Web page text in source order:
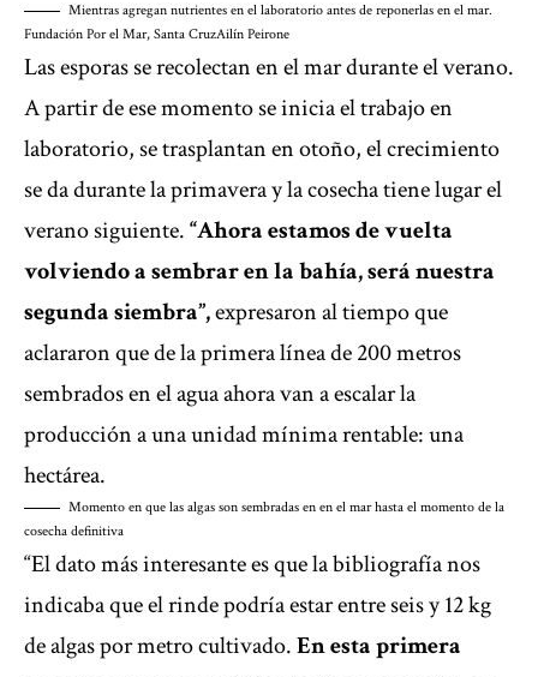
Mientras agregan nutrientes en el laboratorio antes de reponerlas en el mar.
Fundación Por el Mar, Santa CruzAilín Peirone
Las esporas se recolectan en el mar durante el verano.
A partir de ese momento se inicia el trabajo en
laboratorio, se trasplantan en otoño, el crecimiento
se da durante la primavera y la cosecha tiene lugar el
verano siguiente.“Ahora estamos de vuelta
volviendo a sembrar en la bahía, será nuestra
segunda siembra”,expresaron al tiempo que
aclararon que de la primera línea de 200 metros
sembrados en el agua ahora van a escalar la
producción a una unidad mínima rentable: una
hectárea.
Momento en que las algas son sembradas en en el mar hasta el momento de la
cosecha definitiva
“El dato más interesante es que la bibliografía nos
indicaba que el rinde podría estar entre seis y 12 kg
de algas por metro cultivado.En esta primera